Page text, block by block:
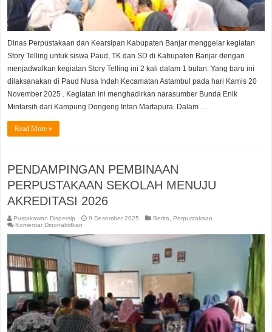
Dinas Perpustakaan dan Kearsipan Kabupaten Banjar menggelar kegiatan
Story Telling untuk siswa Paud, TK dan SD di Kabupaten Banjar dengan
menjadwalkan kegiatan Story Telling ini 2 kali dalam 1 bulan. Yang baru ini
dilaksanakan di Paud Nusa Indah Kecamatan Astambul pada hari Kamis 20
November 2025 . Kegiatan ini menghadirkan narasumber Bunda Enik
Mintarsih dari Kampung Dongeng Intan Martapura. Dalam …
Read More »
PENDAMPINGAN PEMBINAAN
PERPUSTAKAAN SEKOLAH MENUJU
AKREDITASI 2026
Pustakawan Dispersip 9 Desember 2025 Berita
Perpustakaan
Komentar Dinonaktifkan
PEMBINAAN
PERPUSTAKAAN
AKREDITASI
2026